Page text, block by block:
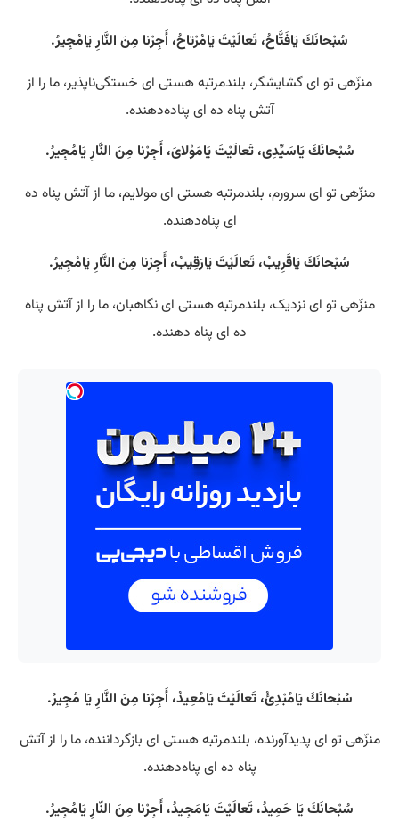
سُبْحانَكَ يَافَتَّاحُ، تَعالَيْتَ يَامُرْتاحُ، أَجِرْنا مِنَ النَّارِ يَامُجِيرُ.
منزّهی تو ای گشایشگر، بلندمرتبه هستی‌ ای خستگی‌ناپذیر، ما را از
آتش پناه ده ای پناده‌دهنده.
سُبْحانَكَ يَاسَيِّدِى، تَعالَيْتَ يَامَوْلاىَ، أَجِرْنا مِنَ النَّارِ يَامُجِيرُ.
منزّهی تو ای سرورم، بلندمرتبه هستی‌ ای مولایم، ما از آتش پناه ده
ای پناه‌دهنده.
سُبْحانَكَ يَاقَرِيبُ، تَعالَيْتَ يَارَقِيبُ، أَجِرْنا مِنَ النَّارِ يَامُجِيرُ.
منزّهی تو ای نزدیک، بلندمرتبه هستی‌ ای نگاهبان، ما را از آتش پناه
ده ای پناه دهنده.
سُبْحانَكَ يَامُبْدِئُ، تَعالَيْتَ يَامُعِيدُ، أَجِرْنا مِنَ النَّارِ يَا مُجِيرُ.
منزّهی تو ای پدیدآورنده، بلندمرتبه هستی‌ ای بازگرداننده، ما را از آتش
پناه ده ای پناه‌دهنده.
سُبْحانَكَ يَا حَمِيدُ، تَعالَيْتَ يَامَجِيدُ، أَجِرْنا مِنَ النّارِ يَامُجِيرُ.